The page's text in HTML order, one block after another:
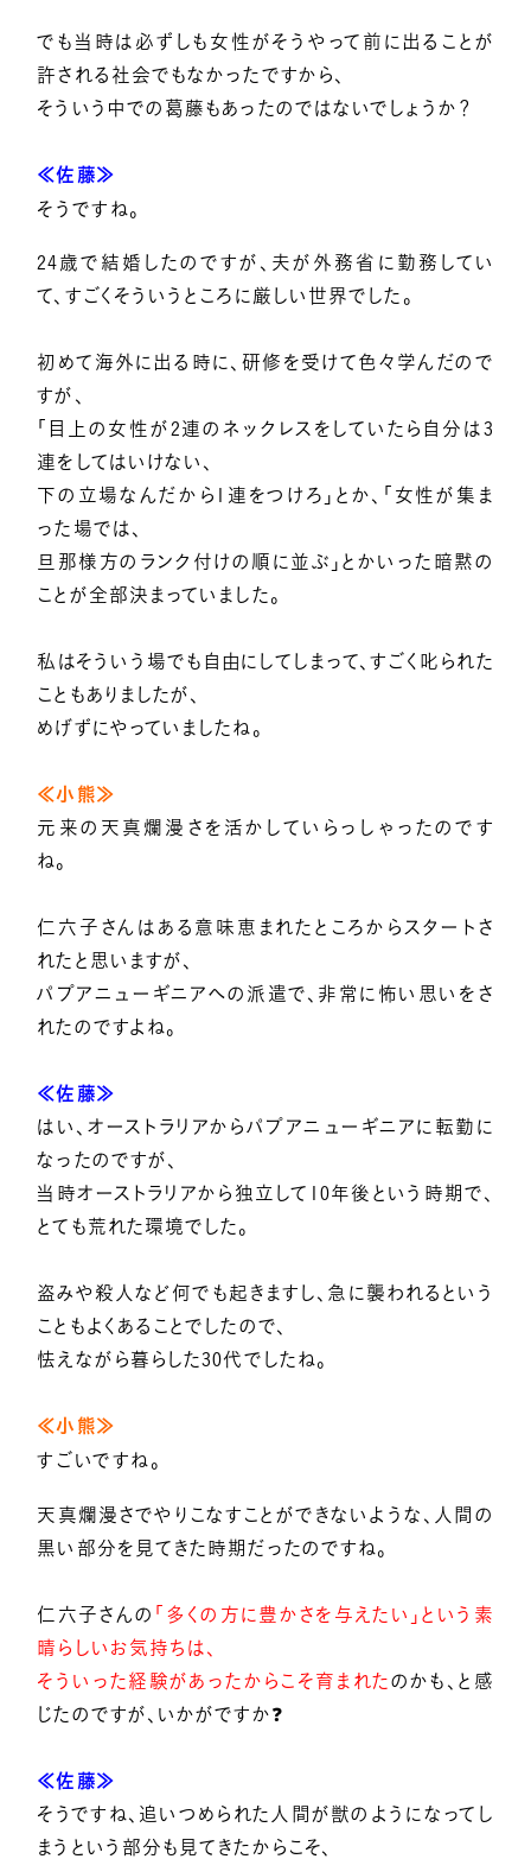
でも当時は必ずしも女性がそうやって前に出ることが
許される社会でもなかったですから、
そういう中での葛藤もあったのではないでしょうか？
≪佐藤≫
そうですね。
24歳で結婚したのですが、夫が外務省に勤務してい
て、すごくそういうところに厳しい世界でした。
初めて海外に出る時に、研修を受けて色々学んだので
すが、
「目上の女性が2連のネックレスをしていたら自分は3
連をしてはいけない、
下の立場なんだから1連をつけろ」とか、「女性が集ま
った場では、
旦那様方のランク付けの順に並ぶ」とかいった暗黙の
ことが全部決まっていました。
私はそういう場でも自由にしてしまって、すごく叱られた
こともありましたが、
めげずにやっていましたね。
≪小熊≫
元来の天真爛漫さを活かしていらっしゃったのです
ね。
仁六子さんはある意味恵まれたところからスタートさ
れたと思いますが、
パプアニューギニアへの派遣で、非常に怖い思いをさ
れたのですよね。
≪佐藤≫
はい、オーストラリアからパプアニューギニアに転勤に
なったのですが、
当時オーストラリアから独立して10年後という時期で、
とても荒れた環境でした。
盗みや殺人など何でも起きますし、急に襲われるという
こともよくあることでしたので、
怯えながら暮らした30代でしたね。
≪小熊≫
すごいですね。
天真爛漫さでやりこなすことができないような、人間の
黒い部分を見てきた時期だったのですね。
仁六子さんの 「多くの方に豊かさを与えたい」という素
晴らしいお気持ちは、
そういった経験があったからこそ育まれたのかも、と感
じたのですが、いかがですか❓
≪佐藤≫
そうですね、追いつめられた人間が獣のようになってし
まうという部分も見てきたからこそ、